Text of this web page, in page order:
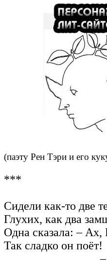
(паэту Рен Тэри и его
***
Сидели как-то две
Глухих, как два
Одна сказала: – Ах,
Так сладко он поёт!
–